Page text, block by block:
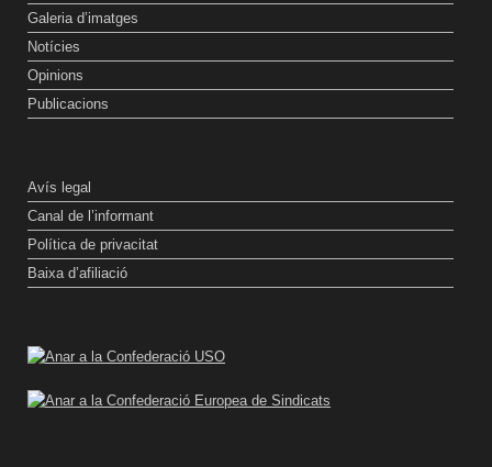
Galeria d’imatges
Notícies
Opinions
Publicacions
Avís legal
Canal de l’informant
Política de privacitat
Baixa d’afiliació